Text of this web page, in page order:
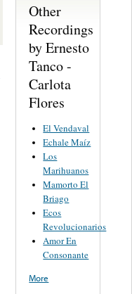
Other
Recordings
by Ernesto
Tanco -
Carlota
Flores
El Vendaval
Echale Maíz
Los
Marihuanos
Mamorto El
Briago
Ecos
Revolucionarios
Amor En
Consonante
More